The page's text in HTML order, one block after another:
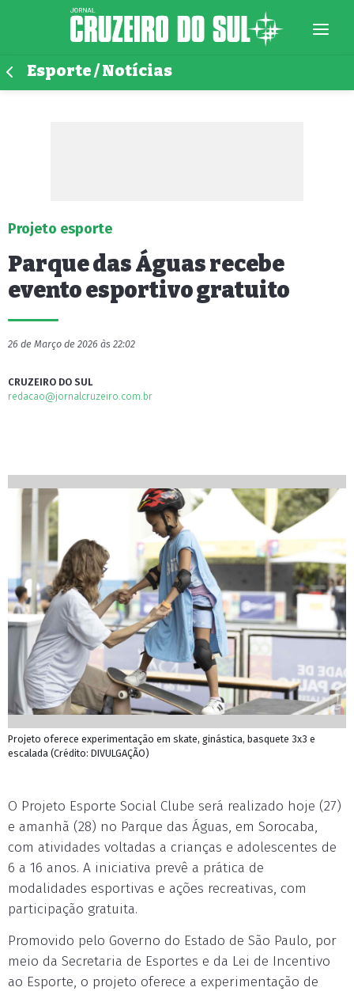
Esporte / Notícias
Projeto esporte
Parque das Águas recebe
evento esportivo gratuito
26 de Março de 2026 às 22:02
CRUZEIRO DO SUL
redacao@jornalcruzeiro.com.br
Projeto oferece experimentação em skate, ginástica, basquete 3x3 e
escalada (Crédito: DIVULGAÇÃO)
O Projeto Esporte Social Clube será realizado hoje (27)
e amanhã (28) no Parque das Águas, em Sorocaba,
com atividades voltadas a crianças e adolescentes de
6 a 16 anos. A iniciativa prevê a prática de
modalidades esportivas e ações recreativas, com
participação gratuita.
Promovido pelo Governo do Estado de São Paulo, por
meio da Secretaria de Esportes e da Lei de Incentivo
ao Esporte, o projeto oferece a experimentação de